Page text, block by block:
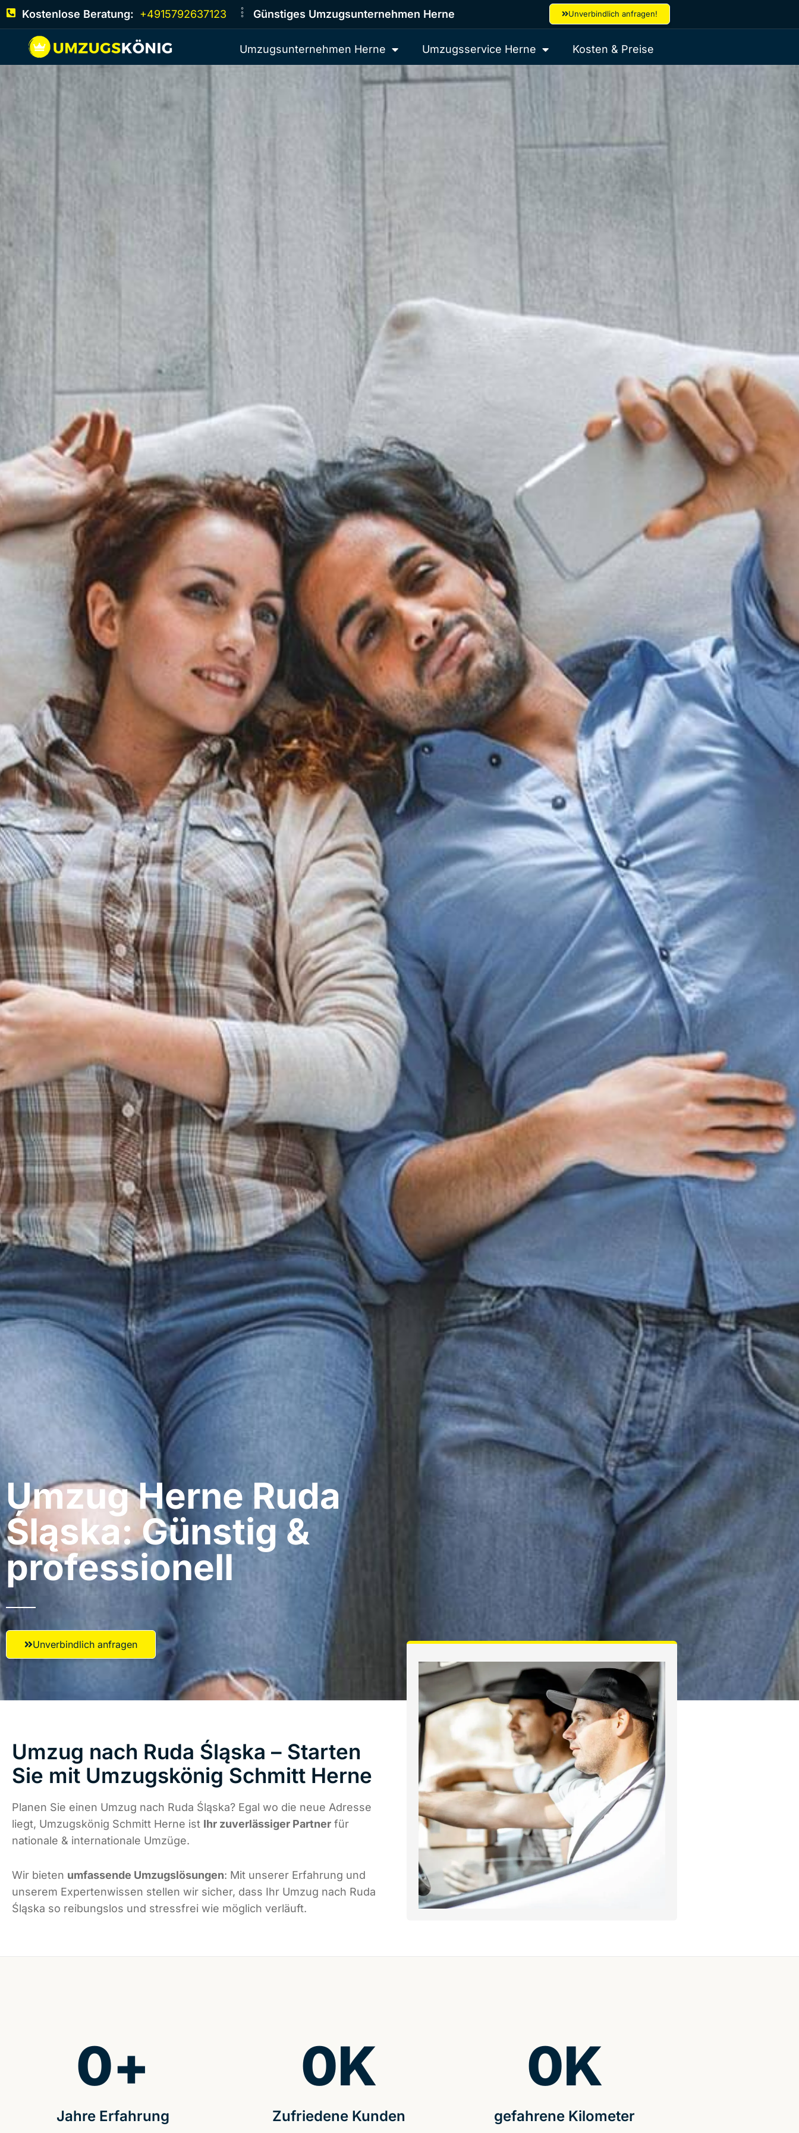
Kostenlose Beratung: +4915792637123 Günstiges Umzugsunternehmen Herne Unverbindlich anfragen!
Umzugsunternehmen Herne Umzugsservice Herne Kosten & Preise
Umzug Herne​ Ruda
Śląska: Günstig &
professionell​
Unverbindlich anfragen
Umzug nach Ruda Śląska – Starten
Sie mit Umzugskönig Schmitt Herne
Planen Sie einen Umzug nach Ruda Śląska? Egal wo die neue Adresse
liegt, Umzugskönig Schmitt Herne ist Ihr zuverlässiger Partner für
nationale & internationale Umzüge.
Wir bieten umfassende Umzugslösungen: Mit unserer Erfahrung und
unserem Expertenwissen stellen wir sicher, dass Ihr Umzug nach Ruda
Śląska so reibungslos und stressfrei wie möglich verläuft.
Jahre Erfahrung
0+
Zufriedene Kunden
0K
gefahrene Kilometer
0K